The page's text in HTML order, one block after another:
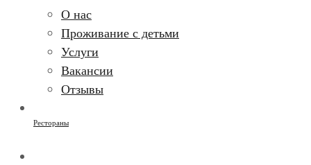
О нас
Проживание с детьми
Услуги
Вакансии
Отзывы
Рестораны